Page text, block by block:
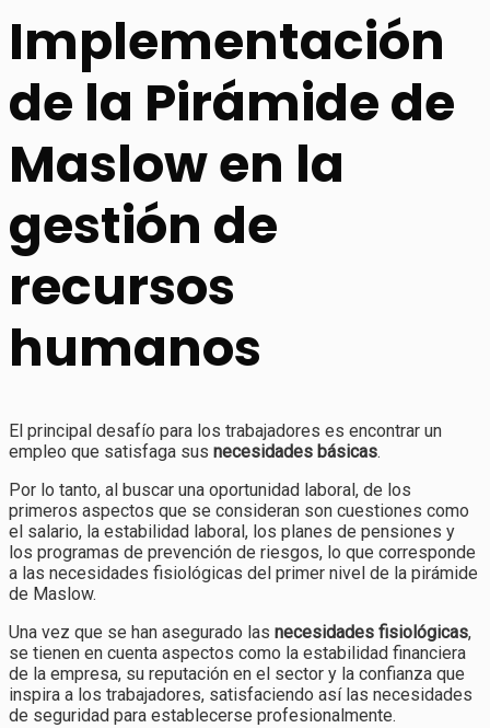
Implementación
de la Pirámide de
Maslow en la
gestión de
recursos
humanos
El principal desafío para los trabajadores es encontrar un
empleo que satisfaga sus necesidades básicas.
Por lo tanto, al buscar una oportunidad laboral, de los
primeros aspectos que se consideran son cuestiones como
el salario, la estabilidad laboral, los planes de pensiones y
los programas de prevención de riesgos, lo que corresponde
a las necesidades fisiológicas del primer nivel de la pirámide
de Maslow.
Una vez que se han asegurado las necesidades fisiológicas,
se tienen en cuenta aspectos como la estabilidad financiera
de la empresa, su reputación en el sector y la confianza que
inspira a los trabajadores, satisfaciendo así las necesidades
de seguridad para establecerse profesionalmente.